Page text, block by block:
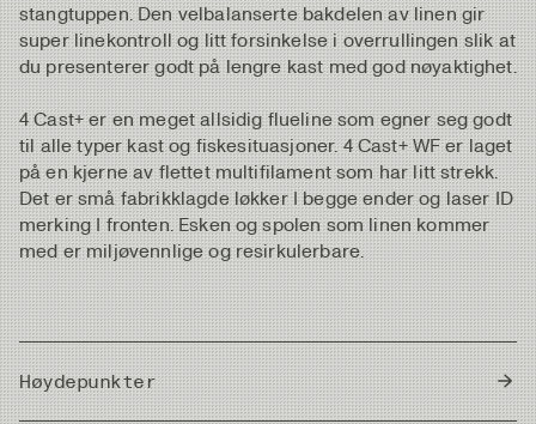
stangtuppen. Den velbalanserte bakdelen av linen gir
super linekontroll og litt forsinkelse i overrullingen slik at
du presenterer godt på lengre kast med god nøyaktighet.
4 Cast+ er en meget allsidig flueline som egner seg godt
til alle typer kast og fiskesituasjoner. 4 Cast+ WF er laget
på en kjerne av flettet multifilament som har litt strekk.
Det er små fabrikklagde løkker I begge ender og laser ID
merking I fronten. Esken og spolen som linen kommer
med er miljøvennlige og resirkulerbare.
Høydepunkter